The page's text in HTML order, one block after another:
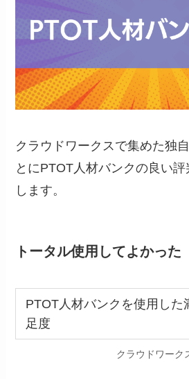
クラウドワークスで集めた独
とにPTOT人材バンクの良い
します。
トータル使用してよかった
PTOT人材バンクを使用した
足度
クラウドワーク